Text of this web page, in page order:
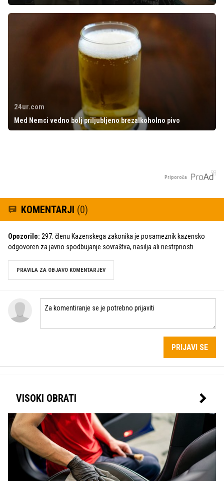
24ur.com
Med Nemci vedno bolj priljubljeno brezalkoholno pivo
Priporoča
KOMENTARJI (0)
Opozorilo: 297. členu Kazenskega zakonika je posameznik kazensko
odgovoren za javno spodbujanje sovraštva, nasilja ali nestrpnosti.
PRAVILA ZA OBJAVO KOMENTARJEV
PRIJAVI SE
VISOKI OBRATI